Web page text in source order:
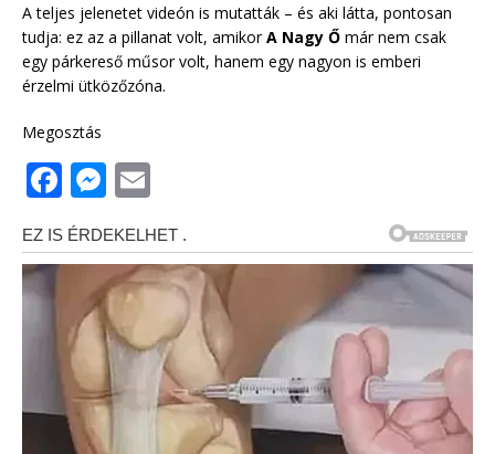
A teljes jelenetet videón is mutatták – és aki látta, pontosan
tudja: ez az a pillanat volt, amikorA Nagy Ő már nem csak
egy párkereső műsor volt, hanem egy nagyon is emberi
érzelmi ütközőzóna.
Megosztás
F
a
c
b
o
o
k
M
ss
e
n
g
e
r
ai
l